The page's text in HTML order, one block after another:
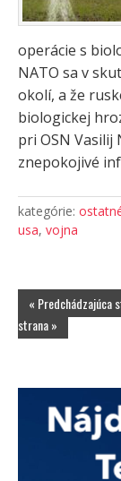
operácie s
NATO sa v
okolí, a že
biologickej
pri OSN Vasilij
znepokojivé
kategórie:
usa, vojna
« Predchádzajúca
strana »